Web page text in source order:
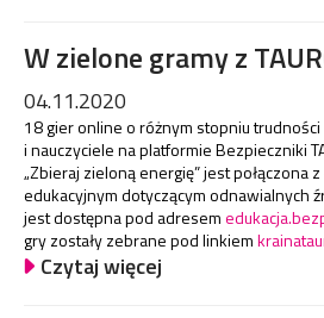
W zielone gramy z
04.11.2020
18 gier online o różnym stopniu
i nauczyciele na platformie Bezpieczniki
„Zbieraj zieloną energię” jest połączona z
edukacyjnym dotyczącym odnawialnych
jest dostępna pod adresem
gry zostały zebrane pod linkiem
Czytaj więcej